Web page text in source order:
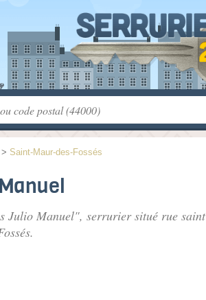
> Saint-Maur-des-Fossés
Julio Manuel", serrurier situé rue saint